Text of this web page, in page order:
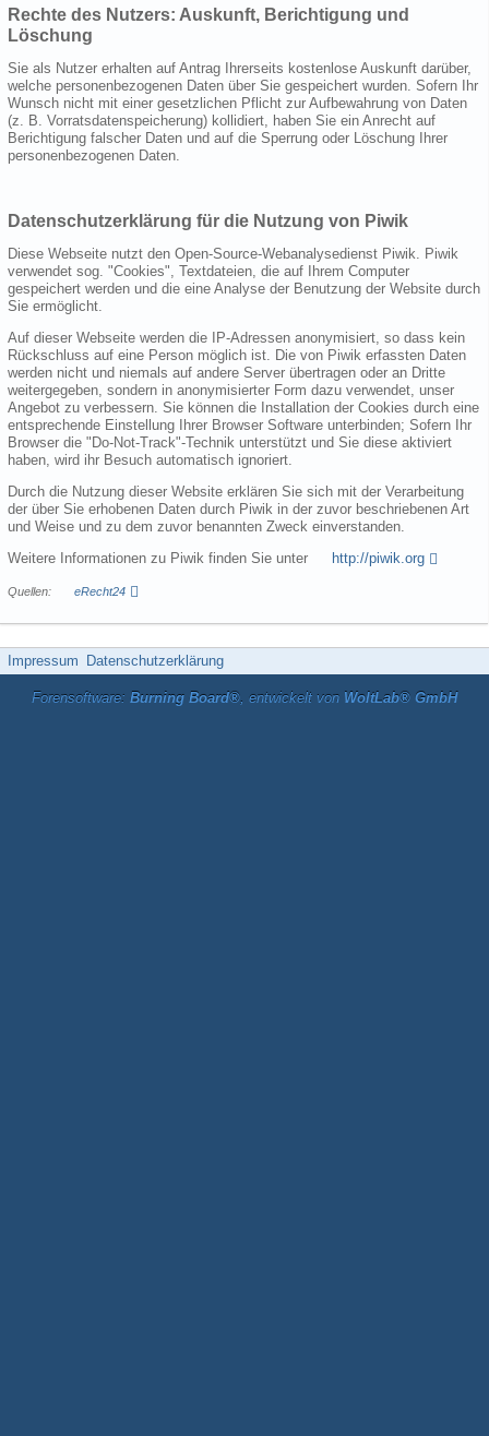
Rechte des Nutzers: Auskunft, Berichtigung und
Löschung
Sie als Nutzer erhalten auf Antrag Ihrerseits kostenlose Auskunft darüber,
welche personenbezogenen Daten über Sie gespeichert wurden. Sofern Ihr
Wunsch nicht mit einer gesetzlichen Pflicht zur Aufbewahrung von Daten
(z. B. Vorratsdatenspeicherung) kollidiert, haben Sie ein Anrecht auf
Berichtigung falscher Daten und auf die Sperrung oder Löschung Ihrer
personenbezogenen Daten.
Datenschutzerklärung für die Nutzung von Piwik
Diese Webseite nutzt den Open-Source-Webanalysedienst Piwik. Piwik
verwendet sog. "Cookies", Textdateien, die auf Ihrem Computer
gespeichert werden und die eine Analyse der Benutzung der Website durch
Sie ermöglicht.
Auf dieser Webseite werden die IP-Adressen anonymisiert, so dass kein
Rückschluss auf eine Person möglich ist. Die von Piwik erfassten Daten
werden nicht und niemals auf andere Server übertragen oder an Dritte
weitergegeben, sondern in anonymisierter Form dazu verwendet, unser
Angebot zu verbessern. Sie können die Installation der Cookies durch eine
entsprechende Einstellung Ihrer Browser Software unterbinden; Sofern Ihr
Browser die "Do-Not-Track"-Technik unterstützt und Sie diese aktiviert
haben, wird ihr Besuch automatisch ignoriert.
Durch die Nutzung dieser Website erklären Sie sich mit der Verarbeitung
der über Sie erhobenen Daten durch Piwik in der zuvor beschriebenen Art
und Weise und zu dem zuvor benannten Zweck einverstanden.
Weitere Informationen zu Piwik finden Sie unter
http://piwik.org
Quellen: eRecht24
Impressum Datenschutzerklärung
Forensoftware: Burning Board®, entwickelt von WoltLab® GmbH